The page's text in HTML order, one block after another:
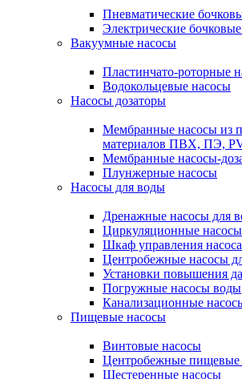
Пневматические
Электрические
Вакуумные насосы
Пластинчато-роторные
Водокольцевые насосы
Насосы дозаторы
Мембранные насосы из
материалов ПВХ, ПЭ,
Мембранные насосы-
Плунжерные насосы
Насосы для воды
Дренажные насосы для
Циркуляционные
Шкаф управления
Центробежные насосы
Установки повышения
Погружные насосы воды
Канализационные
Пищевые насосы
Винтовые насосы
Центробежные пищевые
Шестеренные насосы